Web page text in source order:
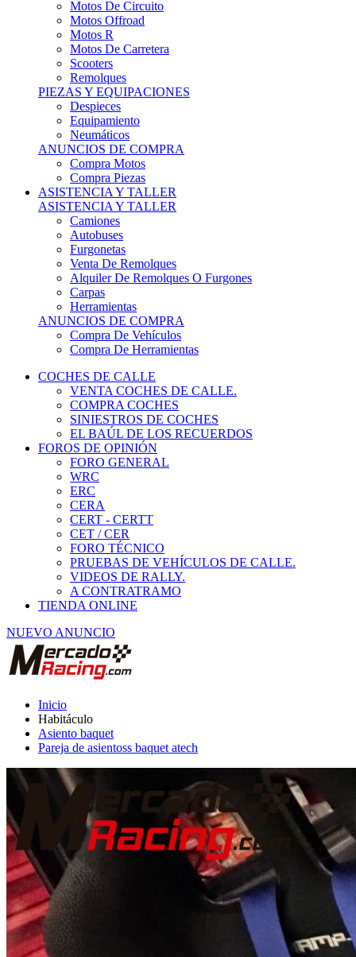
Motos R
Motos De Carretera
Scooters
Remolques
PIEZAS Y EQUIPACIONES
Despieces
Equipamiento
Neumáticos
ANUNCIOS DE COMPRA
Compra Motos
Compra Piezas
ASISTENCIA Y TALLER
ASISTENCIA Y TALLER
Camiones
Autobuses
Furgonetas
Venta De Remolques
Alquiler De Remolques O Furgones
Carpas
Herramientas
ANUNCIOS DE COMPRA
Compra De Vehículos
Compra De Herramientas
COCHES DE CALLE
VENTA COCHES DE CALLE.
COMPRA COCHES
SINIESTROS DE COCHES
EL BAÚL DE LOS RECUERDOS
FOROS DE OPINIÓN
FORO GENERAL
WRC
ERC
CERA
CERT - CERTT
CET / CER
FORO TÉCNICO
PRUEBAS DE VEHÍCULOS DE CALLE.
VIDEOS DE RALLY.
A CONTRATRAMO
TIENDA ONLINE
NUEVO ANUNCIO
Habitáculo
Asiento baquet
Pareja de asientoss baquet atech